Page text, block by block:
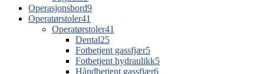
Operasjonsbord9
Operatørstoler41
Operatørstoler41
Dental25
Fotbetjent gassfjær5
Fotbetjent hydraulikk5
Håndbetjent gassfjær6